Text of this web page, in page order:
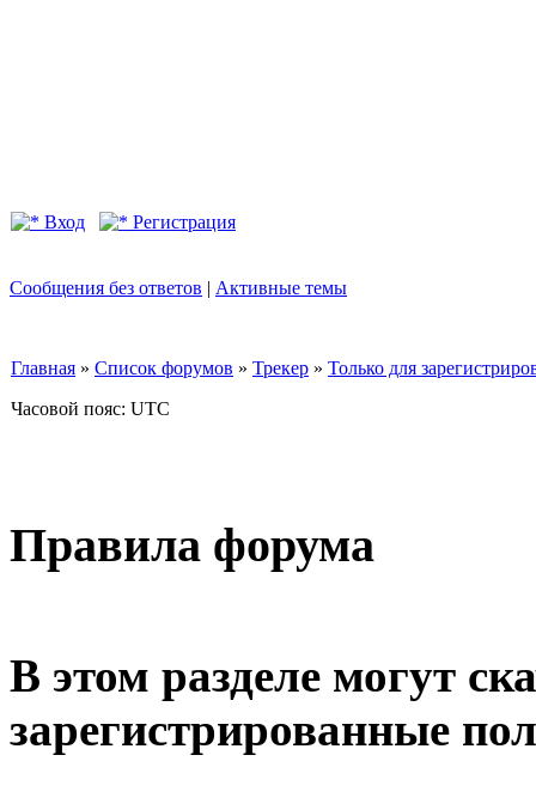
Вход Регистрация
Сообщения без ответов | Активные темы
Главная » Список форумов » Трекер » Только для
Часовой пояс: UTC
Правила форума
В этом разделе могут
зарегистрированные